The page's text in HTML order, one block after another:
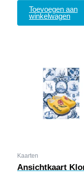
Toevoegen aan
winkelwagen
Kaarten
Ansichtkaart